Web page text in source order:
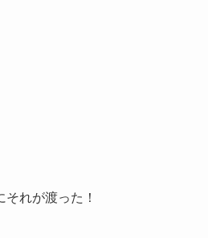
れが渡った！